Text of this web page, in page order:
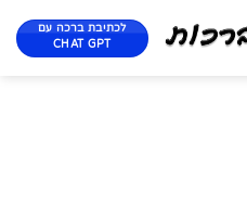
לכתיבת ברכה עם
CHAT GPT